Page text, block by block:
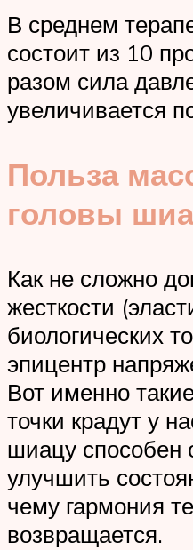
В среднем
состоит из 10
разом сила
увеличивается
Польза
головы
Как не сложно
жесткости
биологических
эпицентр
Вот именно
точки крадут у
шиацу способен
улучшить
чему гармония
возвращается.